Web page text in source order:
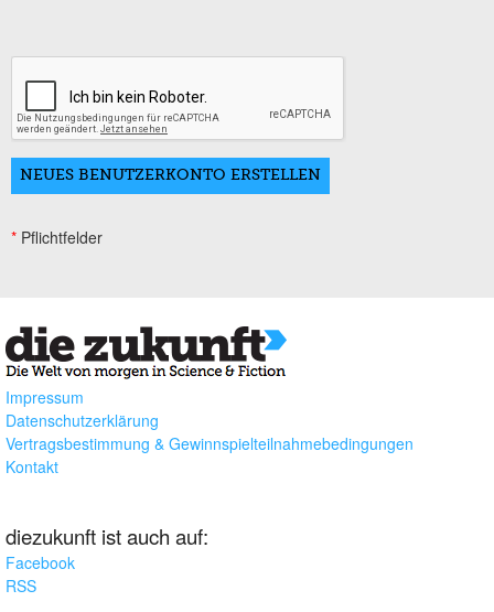
* Pflichtfelder
Impressum
Datenschutzerklärung
Vertragsbestimmung & Gewinnspielteilnahmebedingungen
Kontakt
diezukunft ist auch auf:
Facebook
RSS